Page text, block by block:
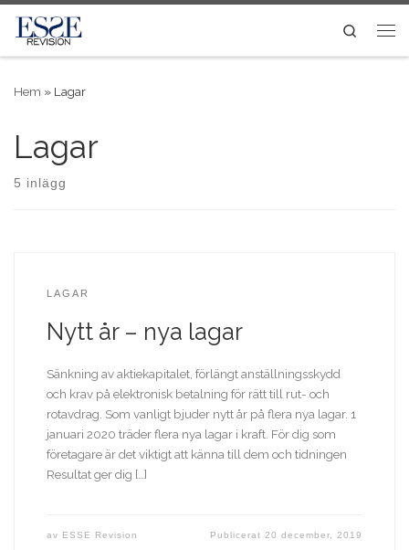
Skip to content
Search
Hem » Lagar
Lagar
5 inlägg
LAGAR
Nytt år – nya lagar
Sänkning av aktiekapitalet, förlängt anställningsskydd
och krav på elektronisk betalning för rätt till rut- och
rotavdrag. Som vanligt bjuder nytt år på flera nya lagar. 1
januari 2020 träder flera nya lagar i kraft. För dig som
företagare är det viktigt att känna till dem och tidningen
Resultat ger dig […]
av ESSE Revision Publicerat20 december, 2019